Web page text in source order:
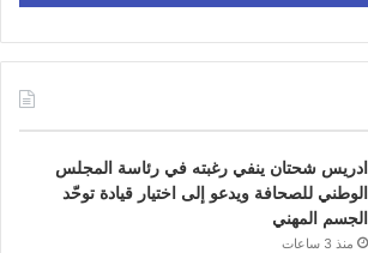
ادريس شحتان ينفي رغبته في رئاسة المجلس
الوطني للصحافة ويدعو إلى اختيار قيادة توحّد
الجسم المهني
منذ 3 ساعات